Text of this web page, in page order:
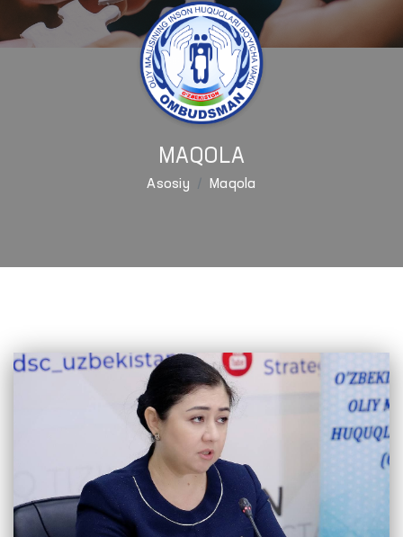
MAQOLA
Asosiy Maqola